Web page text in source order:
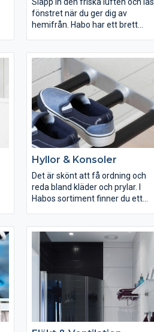
fönstret när du ger dig av
hemifrån. Habo har ett brett
Hyllor & Konsoler
Det är skönt att få ordning och
reda bland kläder och prylar. I
Habos sortiment finner du ett
att bringa ordning i vardagen.